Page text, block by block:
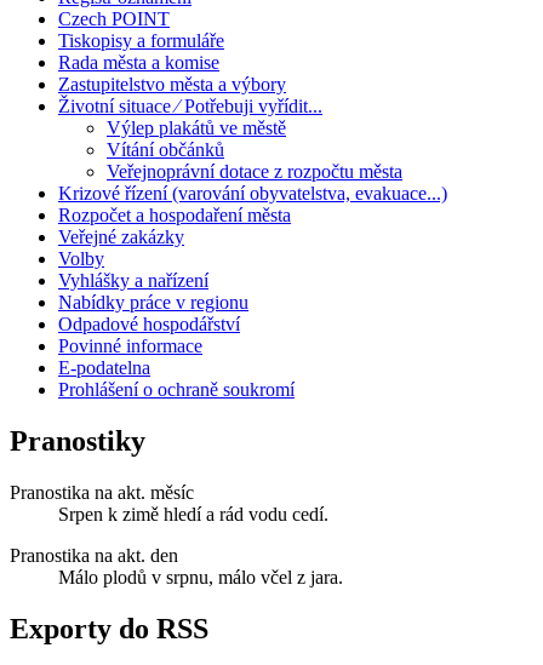
Czech POINT
Tiskopisy a formuláře
Rada města a komise
Zastupitelstvo města a výbory
Životní situace ⁄ Potřebuji vyřídit...
Výlep plakátů ve městě
Vítání občánků
Veřejnoprávní dotace z rozpočtu města
Krizové řízení (varování obyvatelstva, evakuace...)
Rozpočet a hospodaření města
Veřejné zakázky
Volby
Vyhlášky a nařízení
Nabídky práce v regionu
Odpadové hospodářství
Povinné informace
E-podatelna
Prohlášení o ochraně soukromí
Pranostiky
Pranostika na akt. měsíc
Srpen k zimě hledí a rád vodu cedí.
Pranostika na akt. den
Málo plodů v srpnu, málo včel z jara.
Exporty do RSS